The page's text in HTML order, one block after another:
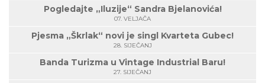
Pogledajte „Iluzije“ Sandra Bjelanovića!
07. VELJAČA
Pjesma „Škrlak“ novi je singl Kvarteta Gubec!
28. SIJEČANJ
Banda Turizma u Vintage Industrial Baru!
27. SIJEČANJ